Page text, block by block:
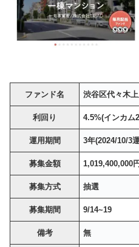
ファンド名 渋谷区代々木
利回り 4.5%(インカム
運用期間 3年(2024/10/3
募集金額 1,019,400,000円
募集方式 抽選
募集期間 9/14~19
備考 無